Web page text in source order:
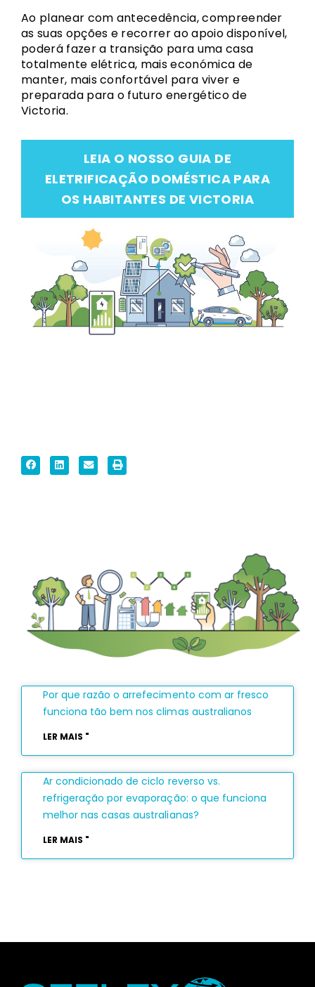
Ao planear com antecedência, compreender
as suas opções e recorrer ao apoio disponível,
poderá fazer a transição para uma casa
totalmente elétrica, mais económica de
manter, mais confortável para viver e
preparada para o futuro energético de
Victoria.
LEIA O NOSSO GUIA DE
ELETRIFICAÇÃO DOMÉSTICA PARA
OS HABITANTES DE VICTORIA
Por que razão o arrefecimento com ar fresco
funciona tão bem nos climas australianos
LER MAIS "
Ar condicionado de ciclo reverso vs.
refrigeração por evaporação: o que funciona
melhor nas casas australianas?
LER MAIS "